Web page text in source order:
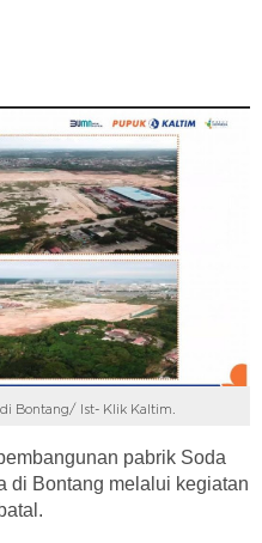
Bontang/ Ist- Klik Kaltim.
pabrik Soda
di Bontang melalui kegiatan